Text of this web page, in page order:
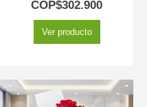
COP$302.900
Ver producto